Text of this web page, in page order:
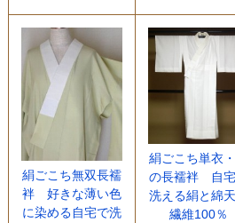
絹ごこち無双長襦
袢 好きな薄い色
に染める自宅で洗
絹ごこち単衣
の長襦袢 自
洗える絹と綿
繊維100％